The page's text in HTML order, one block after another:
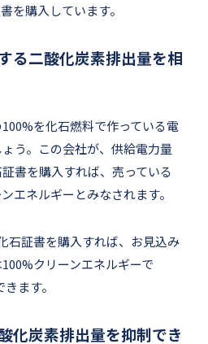
を購入しています。
る二酸化炭素排出量を相
を化石燃料で作っている電
う。この会社が、供給電力量
書を購入すれば、売っている
エネルギーとみなされます。
石証書を購入すれば、お見込み
クリーンエネルギーで
ます。
化炭素排出量を抑制でき